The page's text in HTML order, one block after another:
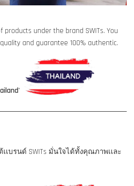
under the brand SWITs. You
and guarantee 100% authentic.
เบรนด์ SWITs มั่นใจได้ทั้งคุณภาพเเละ